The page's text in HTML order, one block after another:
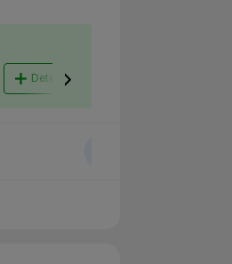
Detergente y suavizantes lavadora